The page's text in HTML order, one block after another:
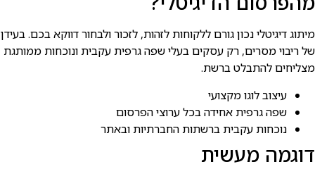
מיתוג דיגיטלי נכון גורם ללקוחות לזהות, לזכור ולבחור דווקא בכם. בעידן
של ריבוי מסרים, רק עסקים בעלי שפה גרפית עקבית ונוכחות ממותגת
מצליחים להתבלט ברשת.
עיצוב לוגו מקצועי
שפה גרפית אחידה בכל ערוצי הפרסום
נוכחות עקבית ברשתות החברתיות ובאתר
דוגמה מעשית